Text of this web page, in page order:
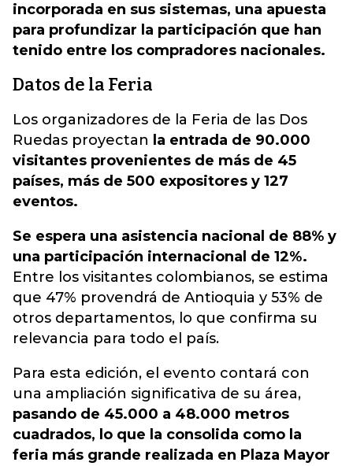
incorporada en sus sistemas, una apuesta
para profundizar la participación que han
tenido entre los compradores nacionales.
Datos de la Feria
Los organizadores de la Feria de las Dos
Ruedas proyectan la entrada de 90.000
visitantes provenientes de más de 45
países, más de 500 expositores y 127
eventos.
Se espera una asistencia nacional de 88% y
una participación internacional de 12%.
Entre los visitantes colombianos, se estima
que 47% provendrá de Antioquia y 53% de
otros departamentos, lo que confirma su
relevancia para todo el país.
Para esta edición, el evento contará con
una ampliación significativa de su área,
pasando de 45.000 a 48.000 metros
cuadrados, lo que la consolida como la
feria más grande realizada en Plaza Mayor